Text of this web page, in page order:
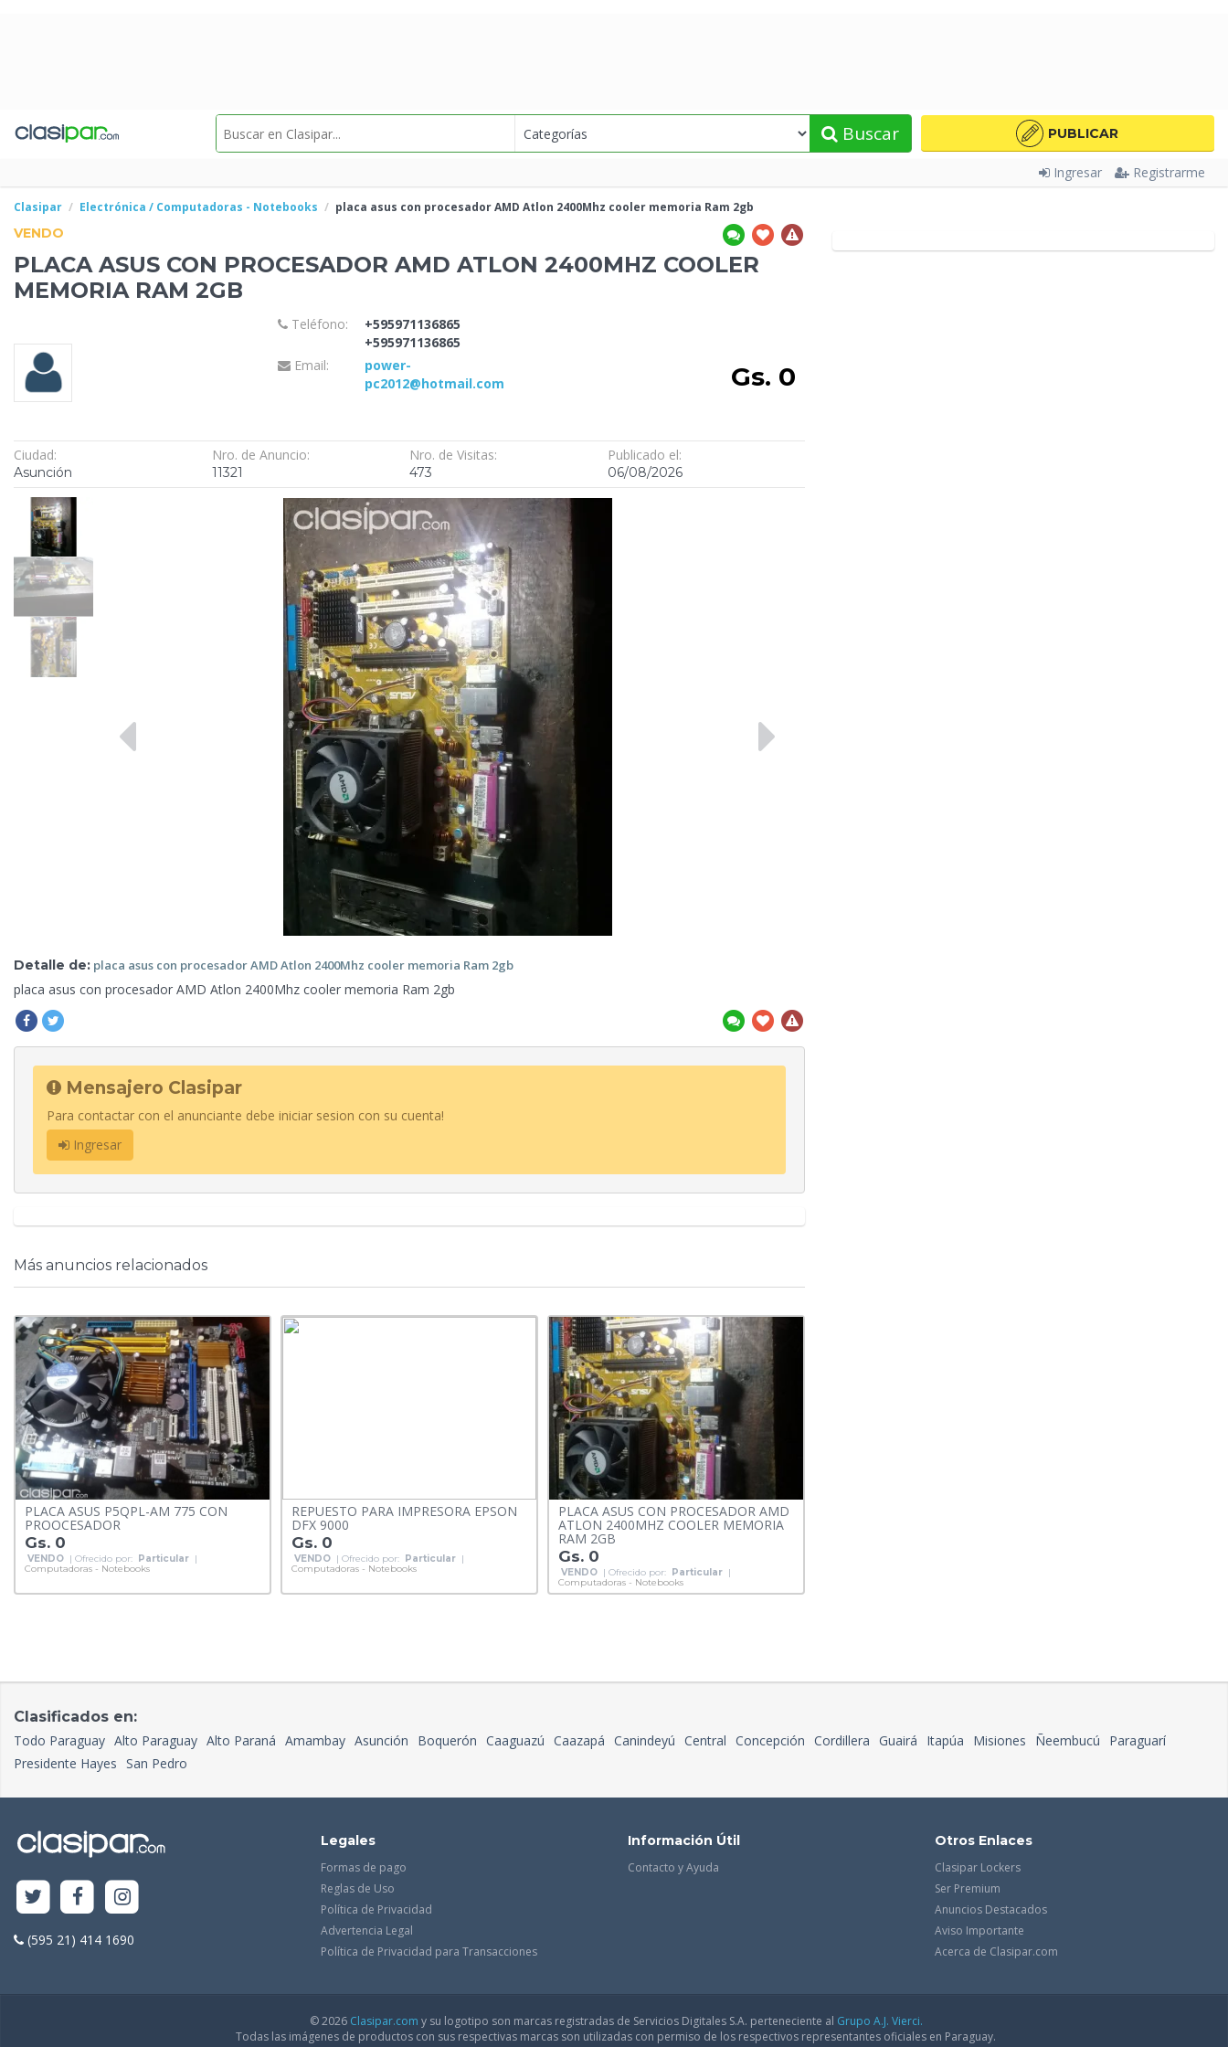
Buscar PUBLICAR
Ingresar Registrarme
Clasipar Electrónica / Computadoras - Notebooks placa asus con procesador AMD Atlon 2400Mhz cooler memoria Ram 2gb
VENDO
PLACA ASUS CON PROCESADOR AMD ATLON 2400MHZ COOLER
MEMORIA RAM 2GB
Teléfono:
+595971136865
+595971136865
Email:
power-
pc2012@hotmail.com
Gs. 0
Ciudad:
Asunción
Nro. de Anuncio:
11321
Nro. de Visitas:
473
Publicado el:
06/08/2026
Detalle de: placa asus con procesador AMD Atlon 2400Mhz cooler memoria Ram 2gb
placa asus con procesador AMD Atlon 2400Mhz cooler memoria Ram 2gb
Mensajero Clasipar
Para contactar con el anunciante debe iniciar sesion con su cuenta!
Ingresar
Más anuncios relacionados
PLACA ASUS P5QPL-AM 775 CON
PROOCESADOR
Gs. 0
VENDO | Ofrecido por: Particular |
Computadoras - Notebooks
REPUESTO PARA IMPRESORA EPSON
DFX 9000
Gs. 0
VENDO | Ofrecido por: Particular |
Computadoras - Notebooks
PLACA ASUS CON PROCESADOR AMD
ATLON 2400MHZ COOLER MEMORIA
RAM 2GB
Gs. 0
VENDO | Ofrecido por: Particular |
Computadoras - Notebooks
Clasificados en:
Todo Paraguay Alto Paraguay Alto Paraná Amambay Asunción Boquerón Caaguazú Caazapá Canindeyú Central Concepción Cordillera Guairá Itapúa Misiones Ñeembucú
Paraguarí
Presidente Hayes San Pedro
(595 21) 414 1690
Legales
Formas de pago
Reglas de Uso
Política de Privacidad
Advertencia Legal
Política de Privacidad para Transacciones
Información Útil
Contacto y Ayuda
Otros Enlaces
Clasipar Lockers
Ser Premium
Anuncios Destacados
Aviso Importante
Acerca de Clasipar.com
© 2026 Clasipar.com y su logotipo son marcas registradas de Servicios Digitales S.A. perteneciente al Grupo A.J. Vierci.
Todas las imágenes de productos con sus respectivas marcas son utilizadas con permiso de los respectivos representantes oficiales en Paraguay.